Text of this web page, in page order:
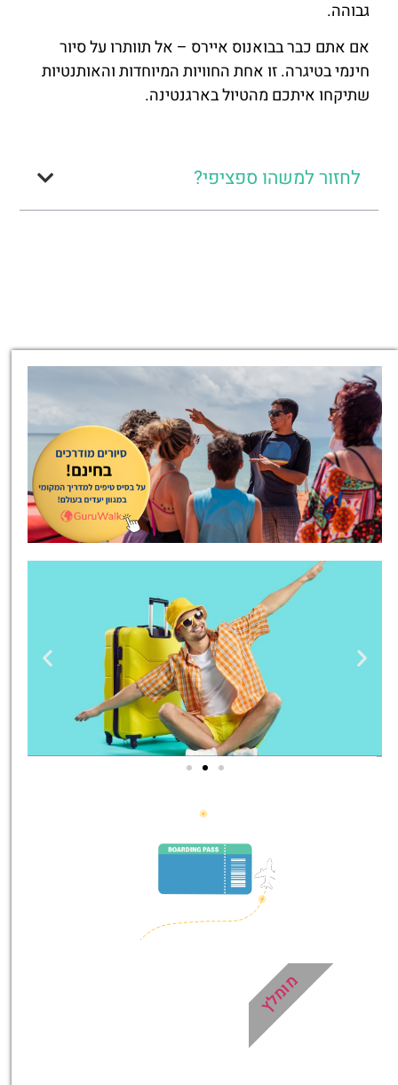
גבוהה.
אם אתם כבר בבואנוס איירס – אל תוותרו על סיור
חינמי בטיגרה. זו אחת החוויות המיוחדות והאותנטיות
שתיקחו איתכם מהטיול בארגנטינה.
לחזור למשהו ספציפי?
מומלץ